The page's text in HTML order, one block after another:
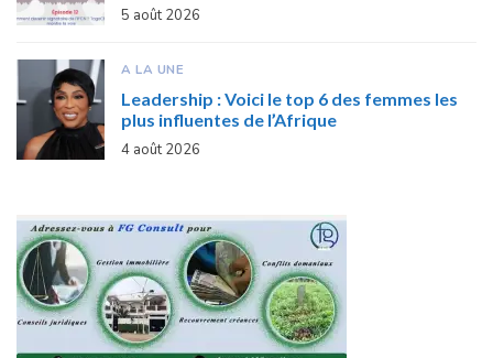
5 août 2026
A LA UNE
Leadership : Voici le top 6 des femmes les
plus influentes de l’Afrique
4 août 2026